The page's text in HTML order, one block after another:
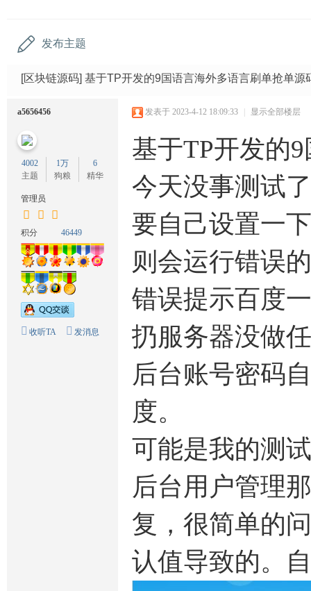
发布主题
[区块链源码] 基于TP开发的9国语言海外多语言刷单抢单源
a5656456
4002
主题
1万
狗粮
6
精华
管理员
积分 46449
收听TA 发消息
发表于 2023-4-12 18:09:33 | 显示全部楼层
基于TP开发的
今天没事测试
要自己设置一
则会运行错误
错误提示百度
扔服务器没做
后台账号密码
度。
可能是我的测
后台用户管理
复，很简单的
认值导致的。